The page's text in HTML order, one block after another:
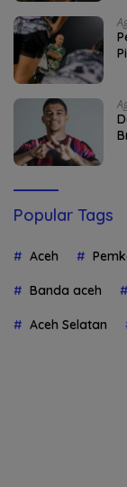
Popular Tags
Aceh
Banda aceh
Aceh Selatan